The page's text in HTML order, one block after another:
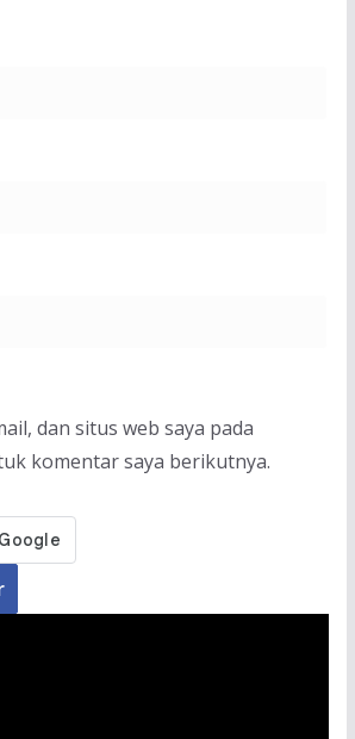
dan situs web saya pada
komentar saya berikutnya.